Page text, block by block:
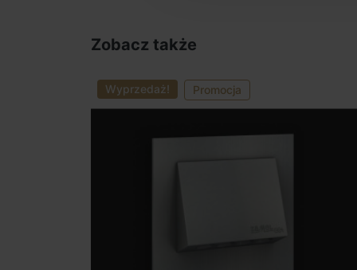
Zobacz także
Wyprzedaż! Promocja